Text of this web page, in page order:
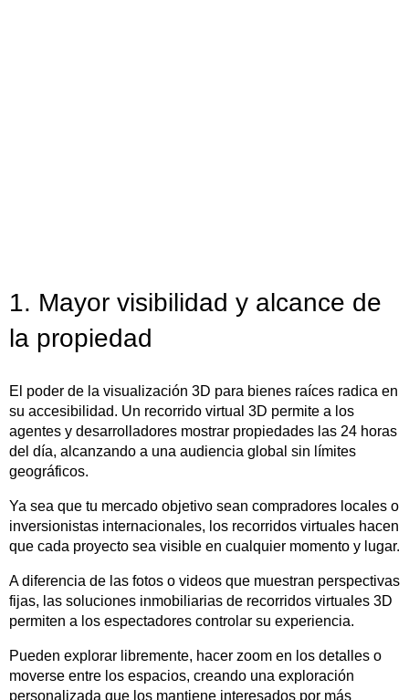
1. Mayor visibilidad y alcance de
la propiedad
El poder de la visualización 3D para bienes raíces radica en
su accesibilidad. Un recorrido virtual 3D permite a los
agentes y desarrolladores mostrar propiedades las 24 horas
del día, alcanzando a una audiencia global sin límites
geográficos.
Ya sea que tu mercado objetivo sean compradores locales o
inversionistas internacionales, los recorridos virtuales hacen
que cada proyecto sea visible en cualquier momento y lugar.
A diferencia de las fotos o videos que muestran perspectivas
fijas, las soluciones inmobiliarias de recorridos virtuales 3D
permiten a los espectadores controlar su experiencia.
Pueden explorar libremente, hacer zoom en los detalles o
moverse entre los espacios, creando una exploración
personalizada que los mantiene interesados por más